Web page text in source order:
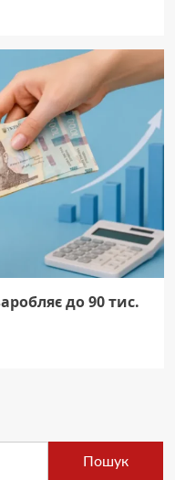
до 90 тис.
Пошук